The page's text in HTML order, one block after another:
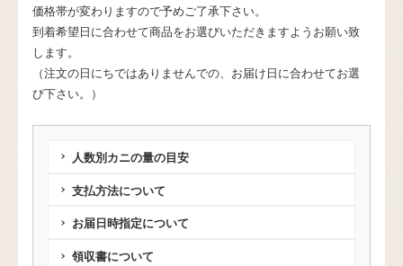
価格帯が変わりますので予めご了承下さい。
到着希望日に合わせて商品をお選びいただきますようお願い致
します。
（注文の日にちではありませんでの、お届け日に合わせてお選
び下さい。）
人数別カニの量の目安
支払方法について
お届日時指定について
領収書について